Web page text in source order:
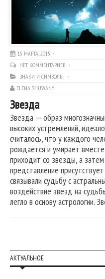
15 МАРТА, 2015
НЕТ КОММЕНТАРИЕВ
ЗНАКИ И СИМВОЛЫ
ELENA SHUWANY
Звезда
Звезда — образ
высоких устремлений,
считалось, что у каждого
рождается и умирает
приходит со звезды, а
представление
связывали судьбу с
воздействие звезд на
легло в основу астрологии.
АКТУАЛЬНОЕ